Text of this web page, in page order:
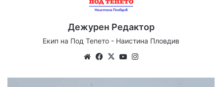
Дежурен Редактор
Екип на Под Тепето - Наистина Пловдив
WebsiteFacebook
X YouTube